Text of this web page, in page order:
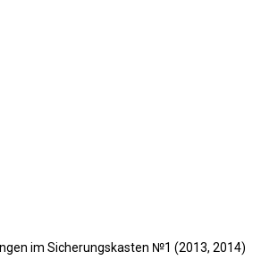
im Sicherungskasten №1 (2013, 2014)